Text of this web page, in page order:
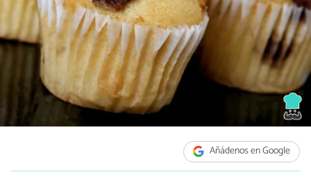
Añádenos en Google